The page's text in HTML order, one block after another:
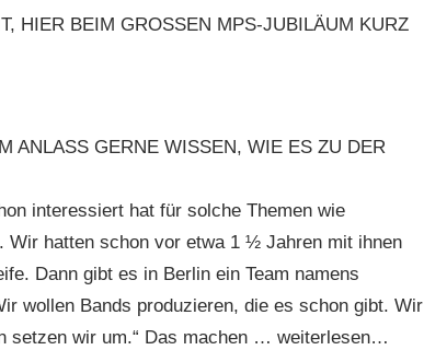
HIER BEIM GROSSEN MPS-JUBILÄUM KURZ
ANLASS GERNE WISSEN, WIE ES ZU DER
interessiert hat für solche Themen wie
hatten schon vor etwa 1 ½ Jahren mit ihnen
Dann gibt es in Berlin ein Team namens
wollen Bands produzieren, die es schon gibt. Wir
setzen wir um.“ Das machen … weiterlesen…